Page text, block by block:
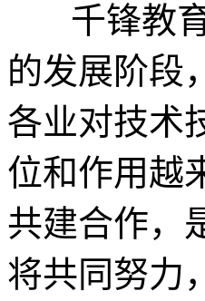
千锋教
的发展阶段
各业对技术
位和作用越
共建合作，
将共同努力